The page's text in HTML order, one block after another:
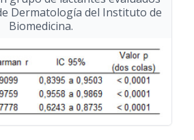
Dermatología del Instituto de
Biomedicina.